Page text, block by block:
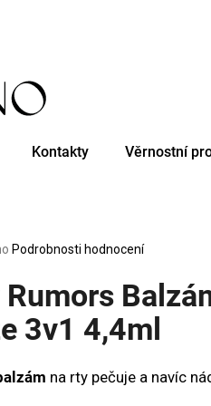
Kontakty Věrnostní
Podrobnosti hodnocení
Rumors
3v1 4,4ml
na rty pečuje a navíc